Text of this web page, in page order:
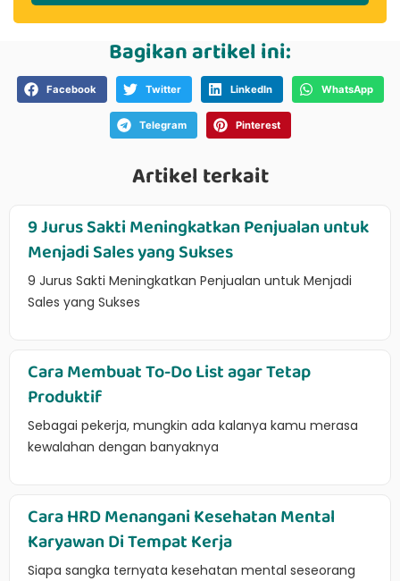
Bagikan artikel ini:
Facebook Twitter LinkedIn WhatsApp
Telegram Pinterest
Artikel terkait
9 Jurus Sakti Meningkatkan Penjualan untuk
Menjadi Sales yang Sukses
9 Jurus Sakti Meningkatkan Penjualan untuk Menjadi
Sales yang Sukses
Cara Membuat To-Do List agar Tetap
Produktif
Sebagai pekerja, mungkin ada kalanya kamu merasa
kewalahan dengan banyaknya
Cara HRD Menangani Kesehatan Mental
Karyawan Di Tempat Kerja
Siapa sangka ternyata kesehatan mental seseorang